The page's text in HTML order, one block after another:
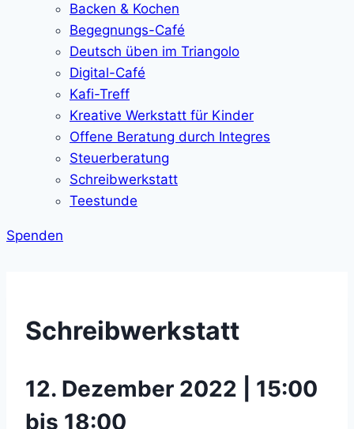
Backen & Kochen
Begegnungs-Café
Deutsch üben im Triangolo
Digital-Café
Kafi-Treff
Kreative Werkstatt für Kinder
Offene Beratung durch Integres
Steuerberatung
Schreibwerkstatt
Teestunde
Spenden
Schreibwerkstatt
12. Dezember 2022 | 15:00
bis 18:00